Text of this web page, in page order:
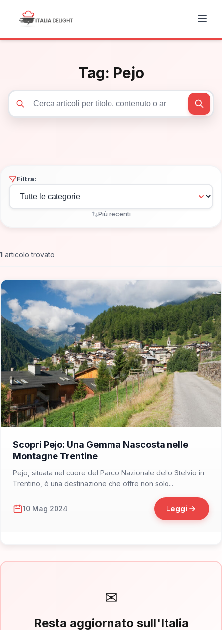
Tag: Pejo
Filtra:
Più recenti
1 articolo trovato
Scopri Pejo: Una Gemma Nascosta nelle
Montagne Trentine
Pejo, situata nel cuore del Parco Nazionale dello Stelvio in
Trentino, è una destinazione che offre non solo...
10 Mag 2024 Leggi
✉
Resta aggiornato sull'Italia